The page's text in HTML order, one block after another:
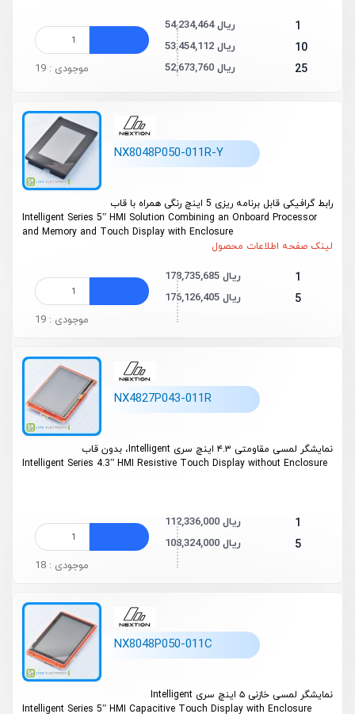
1 54,234,464 ریال
10 53,454,112 ریال
25 52,673,760 ریال موجودی : 19
NX8048P050-011R-Y
رابط گرافیکی قابل برنامه ریزی 5 اینچ رنگی همراه با قاب
Intelligent Series 5” HMI Solution Combining an Onboard Processor
and Memory and Touch Display with Enclosure
لینک صفحه اطلاعات محصول
1 178,735,685 ریال
5
176,126,405 ریال
موجودی : 19
NX4827P043-011R
نمایشگر لمسی مقاومتی ۴.۳ اینچ سری Intelligent، بدون قاب
Intelligent Series 4.3” HMI Resistive Touch Display without Enclosure
1 112,336,000 ریال
5
108,324,000 ریال
موجودی : 18
NX8048P050-011C
نمایشگر لمسی خازنی ۵ اینچ سری Intelligent
Intelligent Series 5” HMI Capacitive Touch Display with Enclosure